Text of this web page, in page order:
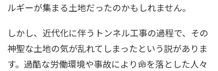
ルギーが集まる土地だったのかもしれません。
しかし、近代化に伴うトンネル工事の過程で、その
神聖な土地の気が乱れてしまったという説がありま
す。過酷な労働環境や事故により命を落とした人々